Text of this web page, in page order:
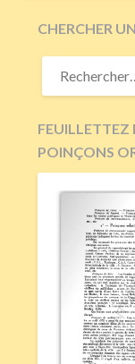
CHERCHER
RECHERCHER :
FEUILLETTEZ
POINÇONS